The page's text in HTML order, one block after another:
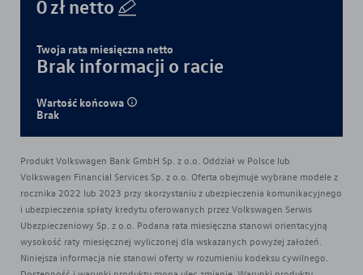
0zł netto
Twoja rata miesięczna netto
Brak informacji o racie
Wartość końcowa
Brak
Produkt Volkswagen Bank GmbH Sp. z o.o. Oddział w Polsce lub
Volkswagen Financial Services Sp. z o.o. Oferta obejmuje wybrane modele z
rocznika 2022 lub 2023 przy skorzystaniu z ubezpieczenia komunikacyjnego
i ubezpieczenia spłaty kredytu oferowanych przez Volkswagen Serwis
Ubezpieczeniowy Sp. z o.o. Podana rata miesięczna stanowi orientacyjną
wysokość raty miesięcznej wyliczonej dla wskazanych powyżej założeń.
Niniejsza informacja nie stanowi oferty w rozumieniu kodeksu cywilnego.